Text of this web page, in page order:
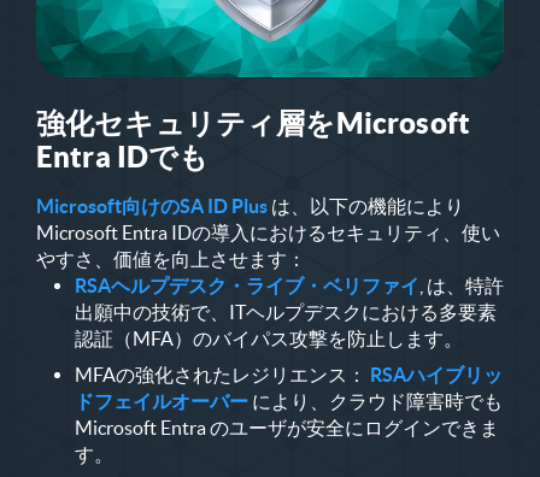
強化セキュリティ層をMicrosoft
Entra IDでも
Microsoft向けのSA ID Plus は、以下の機能により
Microsoft Entra IDの導入におけるセキュリティ、使い
やすさ、価値を向上させます：
RSAヘルプデスク・ライブ・ベリファイ , は、特許
出願中の技術で、ITヘルプデスクにおける多要素
認証（MFA）のバイパス攻撃を防止します。
MFAの強化されたレジリエンス： RSAハイブリッ
ドフェイルオーバー により、クラウド障害時でも
Microsoft Entra のユーザが安全にログインできま
す。